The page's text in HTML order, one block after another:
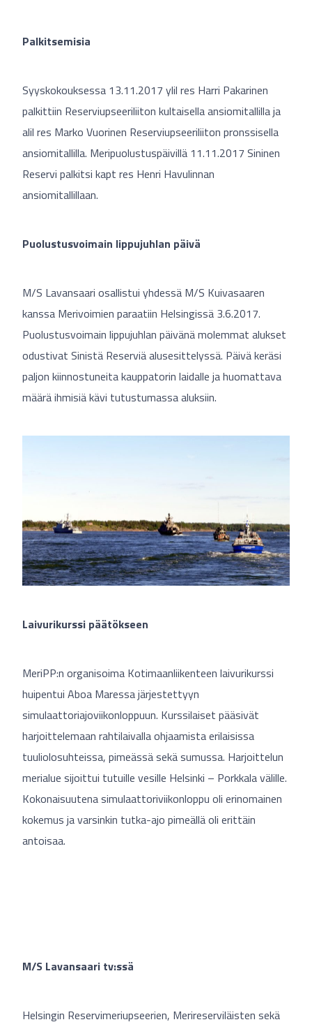
Palkitsemisia
Syyskokouksessa 13.11.2017 ylil res Harri Pakarinen
palkittiin Reserviupseeriliiton kultaisella ansiomitallilla ja
alil res Marko Vuorinen Reserviupseeriliiton pronssisella
ansiomitallilla. Meripuolustuspäivillä 11.11.2017 Sininen
Reservi palkitsi kapt res Henri Havulinnan
ansiomitallillaan.
Puolustusvoimain lippujuhlan päivä
M/S Lavansaari osallistui yhdessä M/S Kuivasaaren
kanssa Merivoimien paraatiin Helsingissä 3.6.2017.
Puolustusvoimain lippujuhlan päivänä molemmat alukset
odustivat Sinistä Reserviä alusesittelyssä. Päivä keräsi
paljon kiinnostuneita kauppatorin laidalle ja huomattava
määrä ihmisiä kävi tutustumassa aluksiin.
Laivurikurssi päätökseen
MeriPP:n organisoima Kotimaanliikenteen laivurikurssi
huipentui Aboa Maressa järjestettyyn
simulaattoriajoviikonloppuun. Kurssilaiset pääsivät
harjoittelemaan rahtilaivalla ohjaamista erilaisissa
tuuliolosuhteissa, pimeässä sekä sumussa. Harjoittelun
merialue sijoittui tutuille vesille Helsinki – Porkkala välille.
Kokonaisuutena simulaattoriviikonloppu oli erinomainen
kokemus ja varsinkin tutka-ajo pimeällä oli erittäin
antoisaa.
M/S Lavansaari tv:ssä
Helsingin Reservimeriupseerien, Merireserviläisten sekä